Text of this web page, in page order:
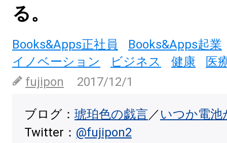
る。
Books&Apps正社員
Books&Apps起業
イノベーション
ビジネス 健康
医
fujipon
2017/12/1
ブログ： 琥珀色の戯言／いつか電
Twitter： @fujipon2